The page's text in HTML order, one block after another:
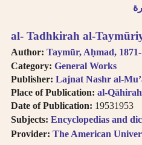
al- Tadhkirah al-
Author: Taymūr, Aḥmad,
Category: General Works
Publisher: Lajnat Nashr al-
Place of Publication: al-
Date of Publication: 19531953
Subjects: Encyclopedias and
Provider: The American